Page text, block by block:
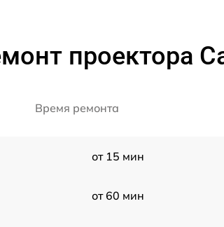
проектора
Время ремонта
от 15 мин
от 60 мин